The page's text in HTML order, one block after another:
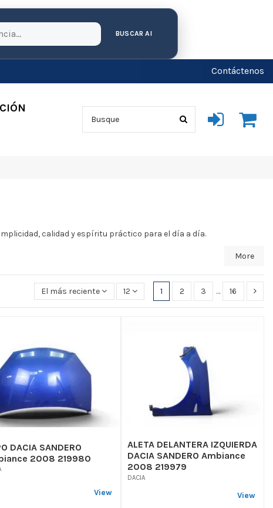
BUSCAR AI
Contáctenos
calidad y espíritu práctico para el día a día.
More
El más reciente primero
12 1 2 3 … 16
DACIA SANDERO
2008 219980
View
ALETA DELANTERA IZQUIERDA
DACIA SANDERO Ambiance
2008 219979
DACIA
View